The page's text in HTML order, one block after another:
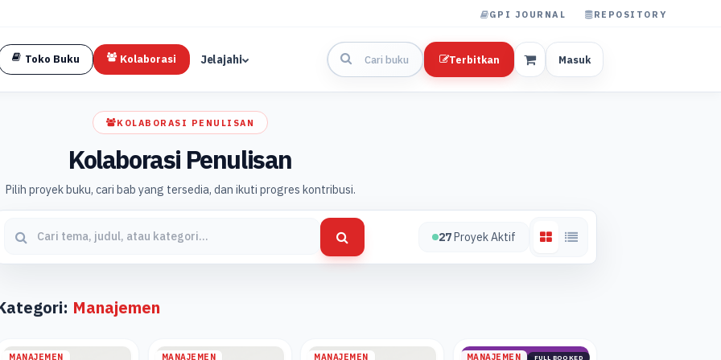
GPI JOURNAL REPOSITORY
Toko Buku Kolaborasi Jelajahi Terbitkan Masuk
KOLABORASI PENULISAN
Kolaborasi Penulisan
Pilih proyek buku, cari bab yang tersedia, dan ikuti progres kontribusi.
27 Proyek Aktif
Manajemen
MANAJEMEN MANAJEMEN MANAJEMEN MANAJEMEN FULL BOOKED